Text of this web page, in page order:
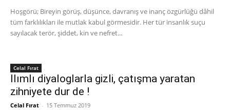
Hoşgörü; Bireyin görüş, düşünce, davranış ve inanç özgürlüğü dâhil
tüm farklılıkları ile mutlak kabul görmesidir. Her tür insanlık suçu
sayılacak terör, şiddet, kin ve nefret...
Celal Fırat
Ilımlı diyaloglarla gizli, çatışma yaratan
zihniyete dur de !
Celal Fırat - 15 Temmuz 2019